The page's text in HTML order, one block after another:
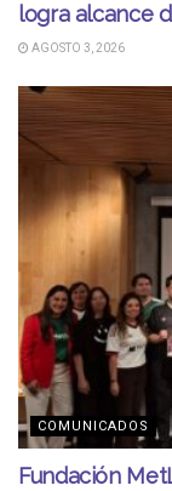
logra alcance
AGOSTO 3, 2026
COMUNICADOS
Fundación